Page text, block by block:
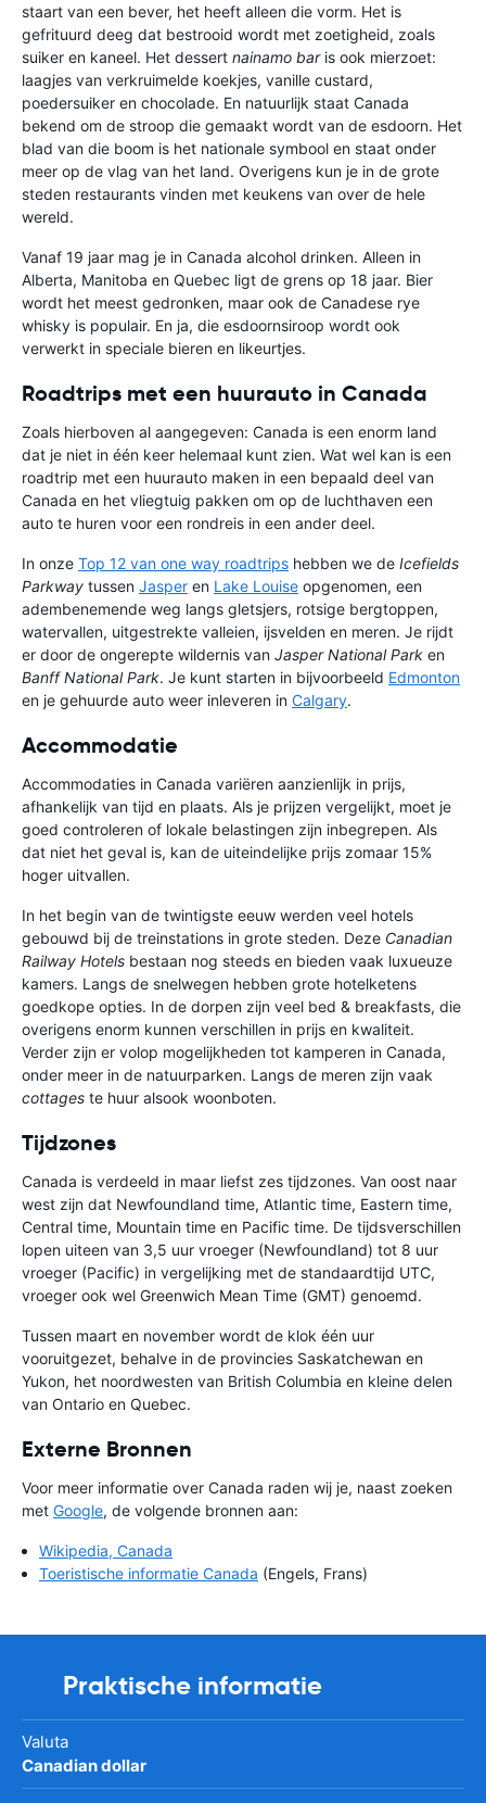
staart van een bever, het heeft alleen die vorm. Het is
gefrituurd deeg dat bestrooid wordt met zoetigheid, zoals
suiker en kaneel. Het dessert nainamo baris ook mierzoet:
laagjes van verkruimelde koekjes, vanille custard,
poedersuiker en chocolade. En natuurlijk staat Canada
bekend om de stroop die gemaakt wordt van de esdoorn. Het
blad van die boom is het nationale symbool en staat onder
meer op de vlag van het land. Overigens kun je in de grote
steden restaurants vinden met keukens van over de hele
wereld.
Vanaf 19 jaar mag je in Canada alcohol drinken. Alleen in
Alberta, Manitoba en Quebec ligt de grens op 18 jaar. Bier
wordt het meest gedronken, maar ook de Canadese rye
whisky is populair. En ja, die esdoornsiroop wordt ook
verwerkt in speciale bieren en likeurtjes.
Roadtrips met een huurauto in Canada
Zoals hierboven al aangegeven: Canada is een enorm land
dat je niet in één keer helemaal kunt zien. Wat wel kan is een
roadtrip met een huurauto maken in een bepaald deel van
Canada en het vliegtuig pakken om op de luchthaven een
auto te huren voor een rondreis in een ander deel.
In onze Top 12 van one way roadtrips hebben we de Icefields
Parkway tussen Jasper en Lake Louise opgenomen, een
adembenemende weg langs gletsjers, rotsige bergtoppen,
watervallen, uitgestrekte valleien, ijsvelden en meren. Je rijdt
er door de ongerepte wildernis van Jasper National Park en
Banff National Park. Je kunt starten in bijvoorbeeld Edmonton
en je gehuurde auto weer inleveren in Calgary.
Accommodatie
Accommodaties in Canada variëren aanzienlijk in prijs,
afhankelijk van tijd en plaats. Als je prijzen vergelijkt, moet je
goed controleren of lokale belastingen zijn inbegrepen. Als
dat niet het geval is, kan de uiteindelijke prijs zomaar 15%
hoger uitvallen.
In het begin van de twintigste eeuw werden veel hotels
gebouwd bij de treinstations in grote steden. Deze Canadian
Railway Hotels bestaan nog steeds en bieden vaak luxueuze
kamers. Langs de snelwegen hebben grote hotelketens
goedkope opties. In de dorpen zijn veel bed & breakfasts, die
overigens enorm kunnen verschillen in prijs en kwaliteit.
Verder zijn er volop mogelijkheden tot kamperen in Canada,
onder meer in de natuurparken. Langs de meren zijn vaak
cottages te huur alsook woonboten.
Tijdzones
Canada is verdeeld in maar liefst zes tijdzones. Van oost naar
west zijn dat Newfoundland time, Atlantic time, Eastern time,
Central time, Mountain time en Pacific time. De tijdsverschillen
lopen uiteen van 3,5 uur vroeger (Newfoundland) tot 8 uur
vroeger (Pacific) in vergelijking met de standaardtijd UTC,
vroeger ook wel Greenwich Mean Time (GMT) genoemd.
Tussen maart en november wordt de klok één uur
vooruitgezet, behalve in de provincies Saskatchewan en
Yukon, het noordwesten van British Columbia en kleine delen
van Ontario en Quebec.
Externe Bronnen
Voor meer informatie over Canada raden wij je, naast zoeken
met Google, de volgende bronnen aan:
Wikipedia, Canada
Toeristische informatie Canada (Engels, Frans)
Praktische informatie
Valuta
Canadian dollar